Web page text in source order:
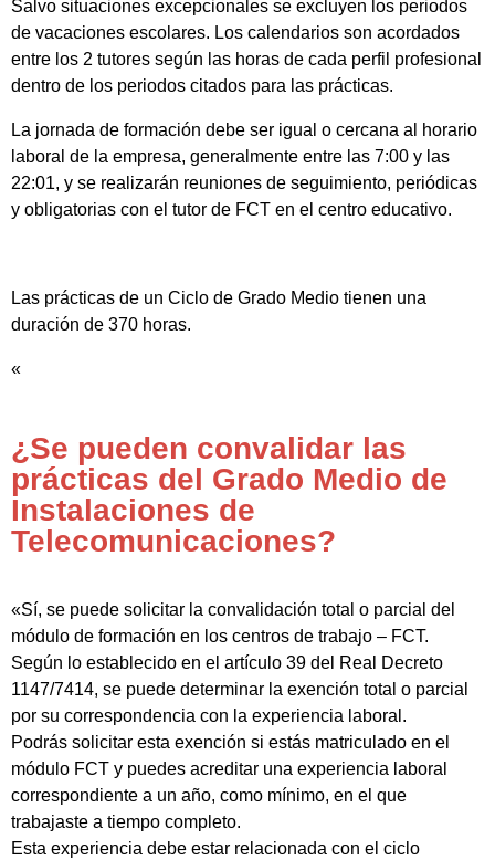
Salvo situaciones excepcionales se excluyen los periodos
de vacaciones escolares. Los calendarios son acordados
entre los 2 tutores según las horas de cada perfil profesional
dentro de los periodos citados para las prácticas.
La jornada de formación debe ser igual o cercana al horario
laboral de la empresa, generalmente entre las 7:00 y las
22:01, y se realizarán reuniones de seguimiento, periódicas
y obligatorias con el tutor de FCT en el centro educativo.
Las prácticas de un Ciclo de Grado Medio tienen una
duración de 370 horas.
«
¿Se pueden convalidar las
prácticas del Grado Medio de
Instalaciones de
Telecomunicaciones?
«Sí, se puede solicitar la convalidación total o parcial del
módulo de formación en los centros de trabajo – FCT.
Según lo establecido en el artículo 39 del Real Decreto
1147/7414, se puede determinar la exención total o parcial
por su correspondencia con la experiencia laboral.
Podrás solicitar esta exención si estás matriculado en el
módulo FCT y puedes acreditar una experiencia laboral
correspondiente a un año, como mínimo, en el que
trabajaste a tiempo completo.
Esta experiencia debe estar relacionada con el ciclo